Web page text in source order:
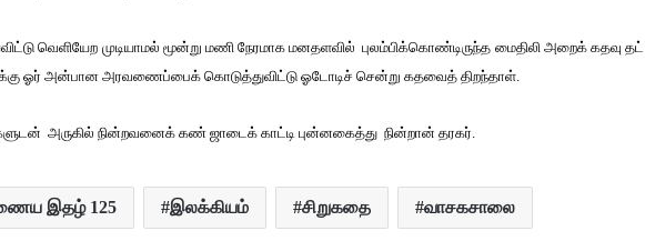
வெளியேற முடியாமல் மூன்று மணி நேரமாக மனதளவில் புலம்பிக்கொண்டிருந்த மைதிலி அறைக் கதவு தட்
ஓர் அன்பான அரவணைப்பைக் கொடுத்துவிட்டு ஓடோடிச் சென்று கதவைத் திறந்தாள்.
அருகில் நின்றவனைக் கண் ஜாடைக் காட்டி புன்னகைத்து நின்றான் தரகர்.
இதழ் 125 இலக்கியம் சிறுகதை வாசகசாலை